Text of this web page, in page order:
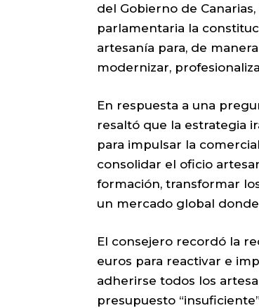
del Gobierno de
parlamentaria la
artesanía para, de
modernizar,
En respuesta a una
resaltó que la estrategia
para impulsar la
consolidar el oficio
formación, transformar
un mercado global
El consejero recordó la
euros para reactivar e
adherirse todos los
presupuesto